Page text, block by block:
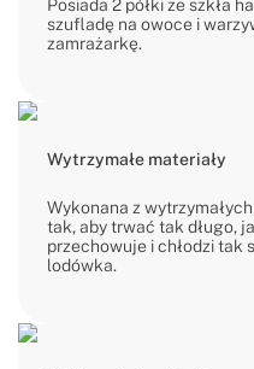
Posiada 2 półki ze szkła
szufladę na owoce i
zamrażarkę.
Wytrzymałe materiały
Wykonana z
tak, aby trwać tak długo,
przechowuje i chłodzi tak
lodówka.